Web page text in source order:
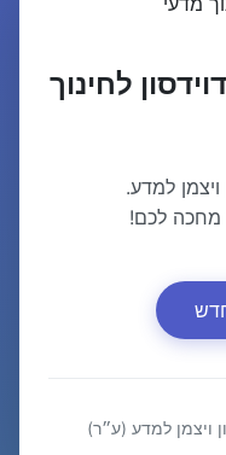
לחינוך
ויצמן למדע.
לכם!
ויצמן למדע (ע״ר)